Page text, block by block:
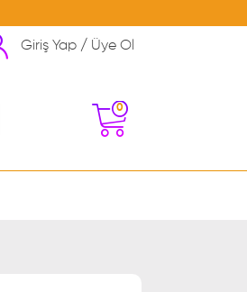
Giriş Yap / Üye Ol
0